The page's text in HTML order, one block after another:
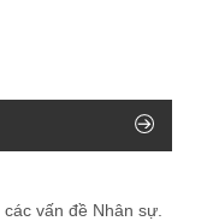
vấn đề Nhân sự